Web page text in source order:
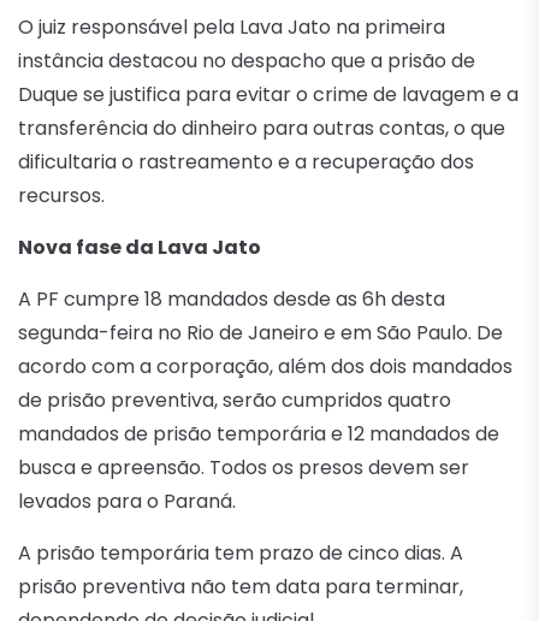
O juiz responsável pela Lava Jato na primeira
instância destacou no despacho que a prisão de
Duque se justifica para evitar o crime de lavagem e a
transferência do dinheiro para outras contas, o que
dificultaria o rastreamento e a recuperação dos
recursos.
Nova fase da Lava Jato
A PF cumpre 18 mandados desde as 6h desta
segunda-feira no Rio de Janeiro e em São Paulo. De
acordo com a corporação, além dos dois mandados
de prisão preventiva, serão cumpridos quatro
mandados de prisão temporária e 12 mandados de
busca e apreensão. Todos os presos devem ser
levados para o Paraná.
A prisão temporária tem prazo de cinco dias. A
prisão preventiva não tem data para terminar,